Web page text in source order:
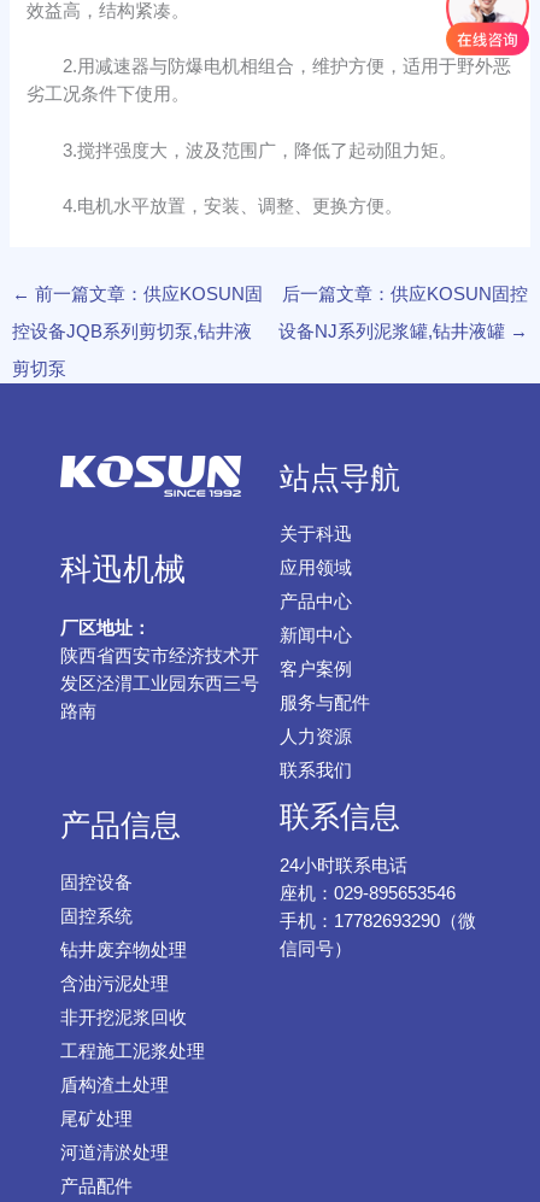
效益高，结构紧凑。
2.用减速器与防爆电机相组合，维护方便，适用于野外恶
劣工况条件下使用。
3.搅拌强度大，波及范围广，降低了起动阻力矩。
4.电机水平放置，安装、调整、更换方便。
← 前一篇文章：供应KOSUN固
控设备JQB系列剪切泵,钻井液
剪切泵
后一篇文章：供应KOSUN固控
设备NJ系列泥浆罐,钻井液罐 →
科迅机械
厂区地址：
陕西省西安市经济技术开
发区泾渭工业园东西三号
路南
站点导航
关于科迅
应用领域
产品中心
新闻中心
客户案例
服务与配件
人力资源
联系我们
产品信息
固控设备
固控系统
钻井废弃物处理
含油污泥处理
非开挖泥浆回收
工程施工泥浆处理
盾构渣土处理
尾矿处理
河道清淤处理
产品配件
联系信息
24小时联系电话
座机：029-895653546
手机：17782693290（微
信同号）